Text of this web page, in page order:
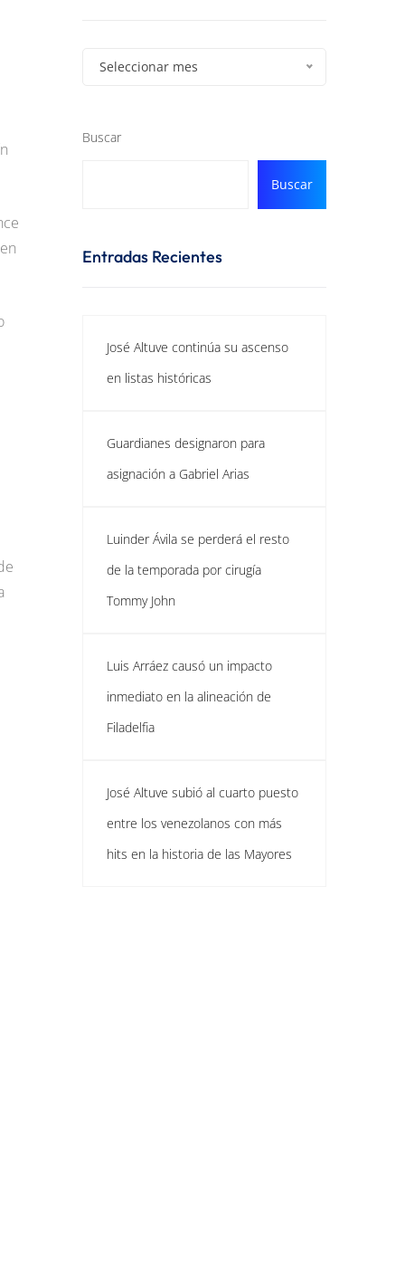
Seleccionar mes
Buscar
Buscar
Entradas Recientes
José Altuve continúa su ascenso
en listas históricas
Guardianes designaron para
asignación a Gabriel Arias
Luinder Ávila se perderá el resto
de la temporada por cirugía
Tommy John
Luis Arráez causó un impacto
inmediato en la alineación de
Filadelfia
José Altuve subió al cuarto puesto
entre los venezolanos con más
hits en la historia de las Mayores